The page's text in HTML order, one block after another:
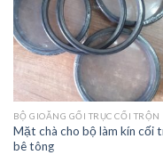
BỘ GIOĂNG GỐI TRỤC CỐI TRỘN
Mặt chà cho bộ làm kín cối
bê tông